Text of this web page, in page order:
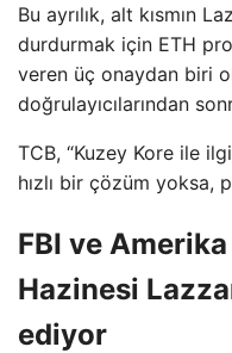
Bu ayrılık, alt kısmın
durdurmak için ETH
veren üç onaydan biri
doğrulayıcılarından
TCB, “Kuzey Kore ile
hızlı bir çözüm yoksa,
FBI ve
Hazinesi
ediyor